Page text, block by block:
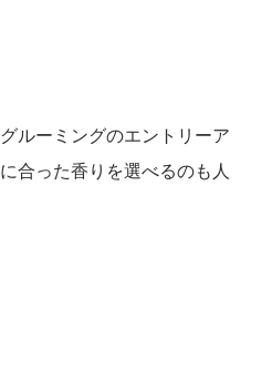
ルーミングのエントリーア
合った香りを選べるのも人